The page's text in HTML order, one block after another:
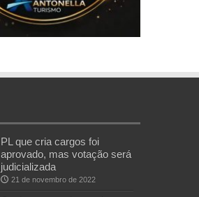
PL que cria cargos foi
aprovado, mas votação será
judicializada
21 de novembro de 2022